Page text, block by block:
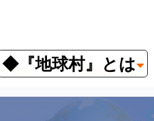
◆『地球村』とは
お知らせ 『地球村』のス